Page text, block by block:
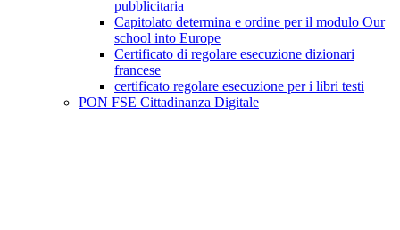
pubblicitaria
Capitolato determina e ordine per il modulo Our
school into Europe
Certificato di regolare esecuzione dizionari
francese
certificato regolare esecuzione per i libri testi
PON FSE Cittadinanza Digitale